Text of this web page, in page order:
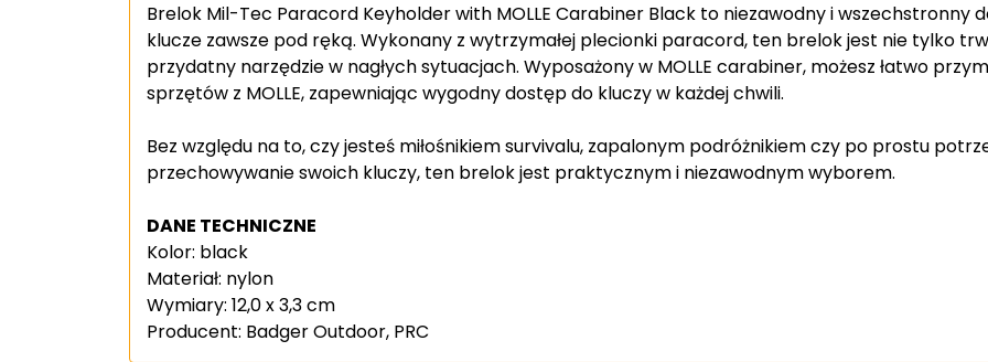
BLACK
Brelok Mil-Tec Paracord Keyholder with MOLLE Carabiner Black to niezawodny i
klucze zawsze pod ręką. Wykonany z wytrzymałej plecionki paracord, ten brelok jest nie tylko
przydatny narzędzie w nagłych sytuacjach. Wyposażony w MOLLE carabiner, możesz łatwo
sprzętów z MOLLE, zapewniając wygodny dostęp do kluczy w każdej chwili.
Bez względu na to, czy jesteś miłośnikiem survivalu, zapalonym podróżnikiem czy po prostu
przechowywanie swoich kluczy, ten brelok jest praktycznym i niezawodnym wyborem.
DANE TECHNICZNE
Kolor: black
Materiał: nylon
Wymiary: 12,0 x 3,3 cm
Producent: Badger Outdoor, PRC